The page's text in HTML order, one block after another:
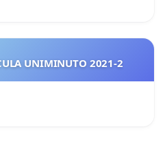
DESCUENTO MATRICULA UNIMINUTO 2021-2